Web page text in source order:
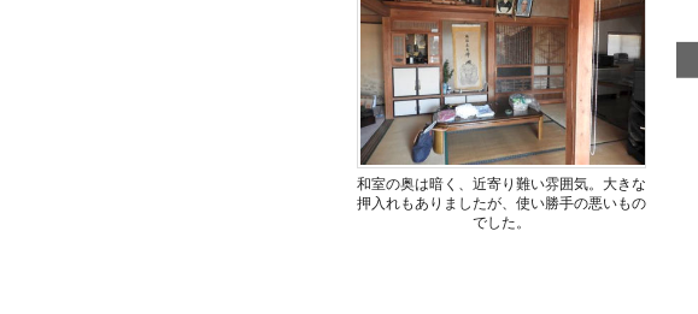
和室の奥は暗く、近寄り難い雰囲気。大きな
押入れもありましたが、使い勝手の悪いもの
でした。